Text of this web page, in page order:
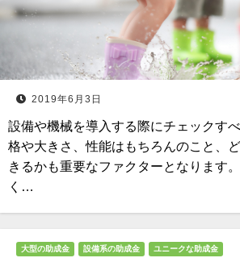
2019年6月3日
設備や機械を導入する際にチェックす
格や大きさ、性能はもちろんのこと、
きるかも重要なファクターとなります
く…
大型の助成金 設備系の助成金 ユニークな助成金